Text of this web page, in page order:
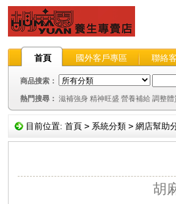
首頁 國外客戶專區 聯絡
商品搜索：
熱門搜尋： 滋補強身 精神旺盛 營養補給 調整體
目前位置: 首頁 > 系統分類 > 網店幫助
胡